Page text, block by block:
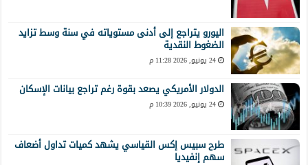
اليورو يتراجع إلى أدنى مستوياته في سنة وسط تزايد
الضغوط النقدية
24 يونيو, 2026 11:28 م
الدولار الأمريكي يصعد بقوة رغم تراجع بيانات الإسكان
24 يونيو, 2026 10:39 م
طرح سبيس إكس القياسي يشهد كميات تداول أضعاف
سهم إنفيديا